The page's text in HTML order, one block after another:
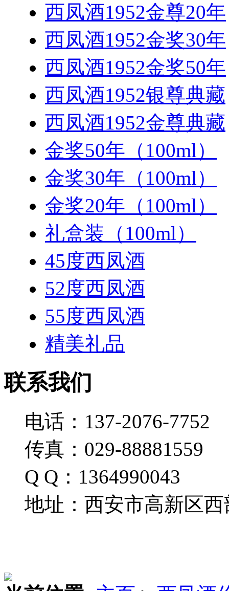
西凤酒1952金尊20年
西凤酒1952金奖30年
西凤酒1952金奖50年
西凤酒1952银尊典藏
西凤酒1952金尊典藏
金奖50年（100ml）
金奖30年（100ml）
金奖20年（100ml）
礼盒装（100ml）
45度西凤酒
52度西凤酒
55度西凤酒
精美礼品
联系我们
电话：137-2076-7752
传真：029-88881559
Q Q：1364990043
地址：西安市高新区西